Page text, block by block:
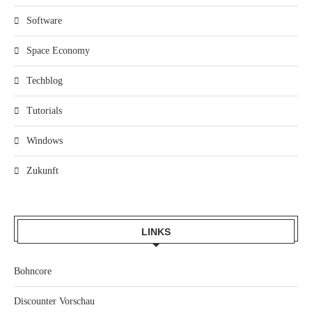
Software
Space Economy
Techblog
Tutorials
Windows
Zukunft
LINKS
Bohncore
Discounter Vorschau